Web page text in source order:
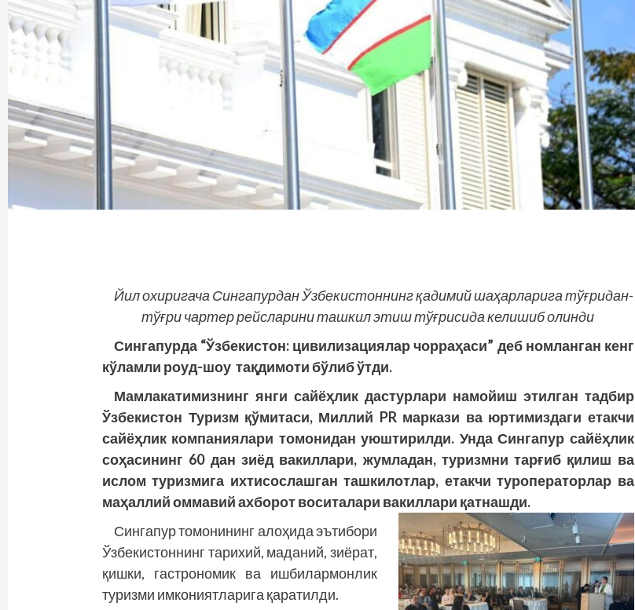
Йил охиригача Сингапурдан Ўзбекистоннинг қадимий шаҳарларига тўғридан-
тўғри чартер рейсларини ташкил этиш тўғрисида келишиб олинди
Сингапурда “Ўзбекистон: цивилизациялар чорраҳаси” деб номланган кенг
кўламли роуд-шоу тақдимоти бўлиб ўтди.
Мамлакатимизнинг янги сайёҳлик дастурлари намойиш этилган тадбир
Ўзбекистон Туризм қўмитаси, Миллий PR маркази ва юртимиздаги етакчи
сайёҳлик компаниялари томонидан уюштирилди. Унда Сингапур сайёҳлик
соҳасининг 60 дан зиёд вакиллари, жумладан, туризмни тарғиб қилиш ва
ислом туризмига ихтисослашган ташкилотлар, етакчи тур­операторлар ва
маҳаллий оммавий ахборот воситалари вакиллари қатнашди.
Сингапур томонининг алоҳида эътибори
Ўзбекистоннинг тарихий, маданий, зиёрат,
қишки, гастрономик ва ишбилармонлик
туризми имкониятларига қаратилди.